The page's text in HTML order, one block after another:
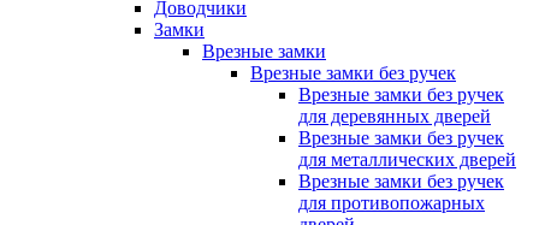
Доводчики
Замки
Врезные замки
Врезные замки без ручек
Врезные замки без ручек
для деревянных дверей
Врезные замки без ручек
для металлических дверей
Врезные замки без ручек
для противопожарных